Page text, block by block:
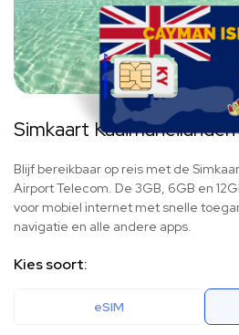
Simkaart Kaaimaneilanden
Blijf bereikbaar op reis met de
Airport Telecom. De 3GB, 6GB en
voor mobiel internet met snelle
navigatie en alle andere apps.
Kies soort:
eSIM